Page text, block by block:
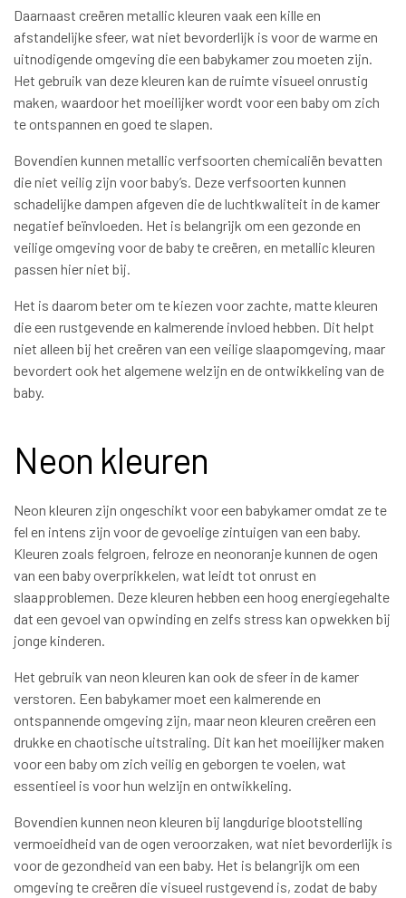
Daarnaast creëren metallic kleuren vaak een kille en
afstandelijke sfeer, wat niet bevorderlijk is voor de warme en
uitnodigende omgeving die een babykamer zou moeten zijn.
Het gebruik van deze kleuren kan de ruimte visueel onrustig
maken, waardoor het moeilijker wordt voor een baby om zich
te ontspannen en goed te slapen.
Bovendien kunnen metallic verfsoorten chemicaliën bevatten
die niet veilig zijn voor baby’s. Deze verfsoorten kunnen
schadelijke dampen afgeven die de luchtkwaliteit in de kamer
negatief beïnvloeden. Het is belangrijk om een gezonde en
veilige omgeving voor de baby te creëren, en metallic kleuren
passen hier niet bij.
Het is daarom beter om te kiezen voor zachte, matte kleuren
die een rustgevende en kalmerende invloed hebben. Dit helpt
niet alleen bij het creëren van een veilige slaapomgeving, maar
bevordert ook het algemene welzijn en de ontwikkeling van de
baby.
Neon kleuren
Neon kleuren zijn ongeschikt voor een babykamer omdat ze te
fel en intens zijn voor de gevoelige zintuigen van een baby.
Kleuren zoals felgroen, felroze en neonoranje kunnen de ogen
van een baby overprikkelen, wat leidt tot onrust en
slaapproblemen. Deze kleuren hebben een hoog energiegehalte
dat een gevoel van opwinding en zelfs stress kan opwekken bij
jonge kinderen.
Het gebruik van neon kleuren kan ook de sfeer in de kamer
verstoren. Een babykamer moet een kalmerende en
ontspannende omgeving zijn, maar neon kleuren creëren een
drukke en chaotische uitstraling. Dit kan het moeilijker maken
voor een baby om zich veilig en geborgen te voelen, wat
essentieel is voor hun welzijn en ontwikkeling.
Bovendien kunnen neon kleuren bij langdurige blootstelling
vermoeidheid van de ogen veroorzaken, wat niet bevorderlijk is
voor de gezondheid van een baby. Het is belangrijk om een
omgeving te creëren die visueel rustgevend is, zodat de baby